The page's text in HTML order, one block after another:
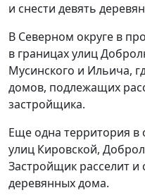
и снести девять
В Северном округе в
в границах улиц
Мусинского и Ильича,
домов, подлежащих
застройщика.
Еще одна территория в
улиц Кировской,
Застройщик расселит и
деревянных дома.